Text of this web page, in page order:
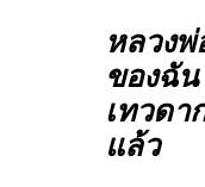
หลวง
ของฉั
เทวด
แล้ว